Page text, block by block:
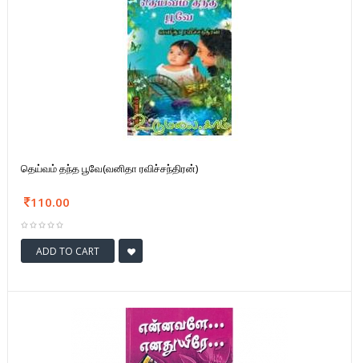
தெய்வம் தந்த பூவே(வனிதா ரவிச்சந்திரன்)
110.00
ADD TO CART